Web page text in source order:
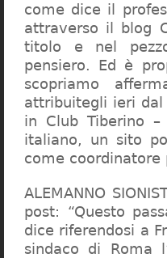
come dice il
attraverso il blog
titolo e nel
pensiero. Ed è
scopriamo
attribuitegli ieri
in Club Tiberino
italiano, un sito
come coordinatore
ALEMANNO
post: “Questo
dice riferendosi a
sindaco di Roma